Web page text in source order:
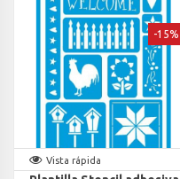
Vista rápida
-15%